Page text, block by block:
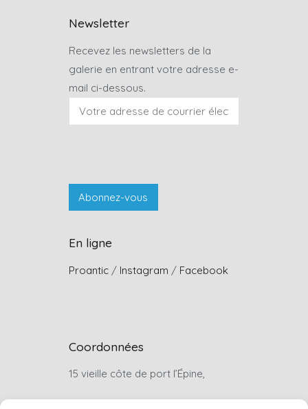
Newsletter
Recevez les newsletters de la
galerie en entrant votre adresse e-
mail ci-dessous.
En ligne
Proantic / Instagram / Facebook
Coordonnées
15 vieille côte de port l’Épine,